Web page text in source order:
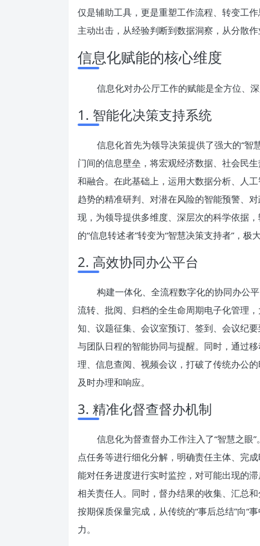
仅是辅助工具，更是重塑工作流程、转变工
主动出击，从经验判断到数据洞察，从分散
信息化赋能的核心维度
信息化对办公厅工作的赋能是全方位、
1. 智能化决策支持系统
信息化首先为领导决策提供了强大的“智
门间的信息壁垒，将宏观经济数据、社会民
和融合。在此基础上，运用大数据分析、人
趋势的精准研判、对潜在风险的智能预警、
现，为领导提供多维度、深层次的科学依据
的“信息转述者”转变为“智慧决策支持者”，极
2. 高效协同办公平台
构建一体化、全流程数字化的协同办公
流转、批阅、归档的全生命周期电子化管理
知、议题征集、会议室预订、签到、会议纪
与团队日程的智能协同与提醒。同时，通过
理、信息查阅、视频会议，打破了传统办公
及时办理和响应。
3. 精准化督查督办机制
信息化为督查督办工作注入了“智慧之眼
点任务等进行细化分解，明确责任主体、完
能对任务进度进行实时监控，对可能出现的
相关责任人。同时，督办结果的收集、汇总
按期保质保量完成，从传统的“事后总结”向“
力。